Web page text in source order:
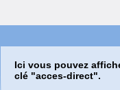
Ici vous pouvez
clé "acces-direct".